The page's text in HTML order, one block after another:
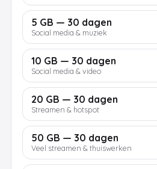
5 GB — 30 dagen
Social media & muziek
10 GB — 30 dagen
Social media & video
20 GB — 30 dagen
Streamen & hotspot
50 GB — 30 dagen
Veel streamen & thuiswerken